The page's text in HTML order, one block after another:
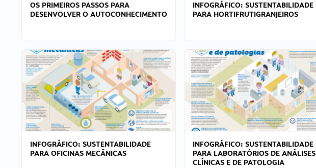
OS PRIMEIROS PASSOS PARA
DESENVOLVER O AUTOCONHECIMENTO
INFOGRÁFICO: SUSTENTABILIDADE
PARA HORTIFRUTIGRANJEIROS
INFOGRÁFICO: SUSTENTABILIDADE
PARA OFICINAS MECÂNICAS
INFOGRÁFICO: SUSTENTABILIDADE
PARA LABORATÓRIOS DE ANÁLISES
CLÍNICAS E DE PATOLOGIA